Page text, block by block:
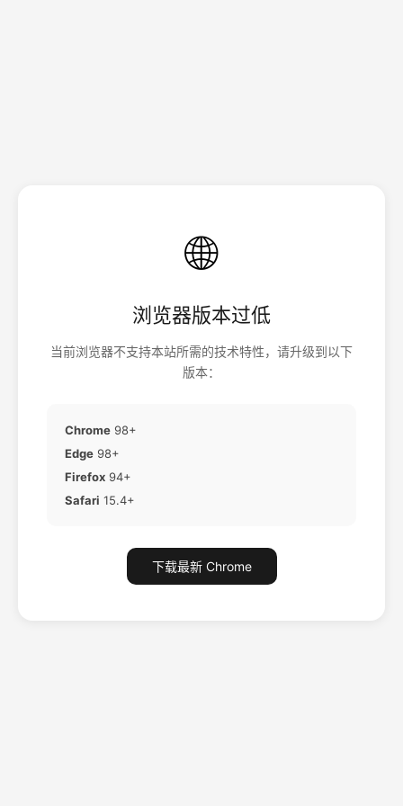
🌐
浏览器版本过低
当前浏览器不支持本站所需的技术特性，请升级到以下
版本：
Chrome 98+
Edge 98+
Firefox 94+
Safari 15.4+
下载最新 Chrome